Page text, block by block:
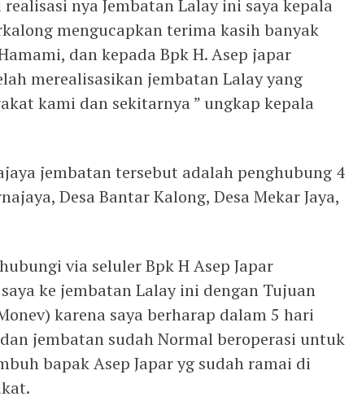
nya Jembatan Lalay ini saya kepala
mengucapkan terima kasih banyak
dan kepada Bpk H. Asep japar
merealisasikan jembatan Lalay yang
kami dan sekitarnya ” ungkap kepala
jembatan tersebut adalah penghubung 4
Desa Bantar Kalong, Desa Mekar Jaya,
via seluler Bpk H Asep Japar
ke jembatan Lalay ini dengan Tujuan
karena saya berharap dalam 5 hari
jembatan sudah Normal beroperasi untuk
bapak Asep Japar yg sudah ramai di